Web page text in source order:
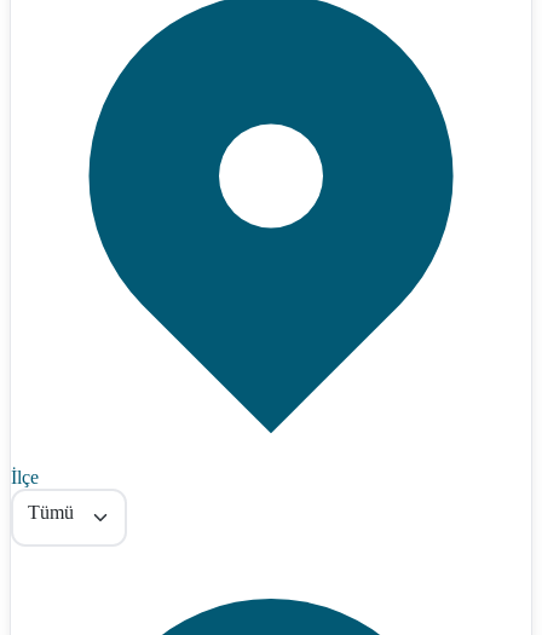
İlçe
Tümü